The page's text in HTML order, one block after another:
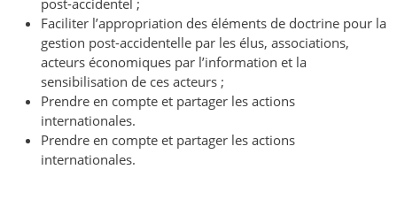
Faciliter l’appropriation des éléments de doctrine pour la
gestion post-accidentelle par les élus, associations,
acteurs économiques par l’information et la
sensibilisation de ces acteurs ;
Prendre en compte et partager les actions
internationales.
Prendre en compte et partager les actions
internationales.